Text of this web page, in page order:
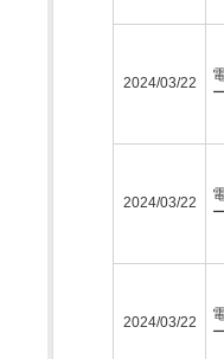
2024/03/22
2024/03/22
2024/03/22